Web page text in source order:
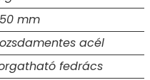
mm
acél
fedrács